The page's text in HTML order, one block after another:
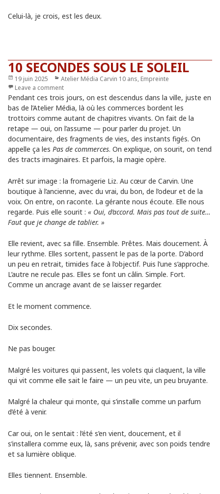
Celui-là, je crois, est les deux.
10 SECONDES SOUS LE SOLEIL
Publié
le
19 juin 2025 Catégories
Atelier Média Carvin 10 ans, Empreinte
Leave a comment
Pendant ces trois jours, on est descendus dans la ville, juste en
bas de l’Atelier Média, là où les commerces bordent les
trottoirs comme autant de chapitres vivants. On fait de la
retape — oui, on l’assume — pour parler du projet. Un
documentaire, des fragments de vies, des instants figés. On
appelle ça les Pas de commerces. On explique, on sourit, on tend
des tracts imaginaires. Et parfois, la magie opère.
Arrêt sur image : la fromagerie Liz. Au cœur de Carvin. Une
boutique à l’ancienne, avec du vrai, du bon, de l’odeur et de la
voix. On entre, on raconte. La gérante nous écoute. Elle nous
regarde. Puis elle sourit : « Oui, d’accord. Mais pas tout de suite…
Faut que je change de tablier. »
Elle revient, avec sa fille. Ensemble. Prêtes. Mais doucement. À
leur rythme. Elles sortent, passent le pas de la porte. D’abord
un peu en retrait, timides face à l’objectif. Puis l’une s’approche.
L’autre ne recule pas. Elles se font un câlin. Simple. Fort.
Comme un ancrage avant de se laisser regarder.
Et le moment commence.
Dix secondes.
Ne pas bouger.
Malgré les voitures qui passent, les volets qui claquent, la ville
qui vit comme elle sait le faire — un peu vite, un peu bruyante.
Malgré la chaleur qui monte, qui s’installe comme un parfum
d’été à venir.
Car oui, on le sentait : l’été s’en vient, doucement, et il
s’installera comme eux, là, sans prévenir, avec son poids tendre
et sa lumière oblique.
Elles tiennent. Ensemble.